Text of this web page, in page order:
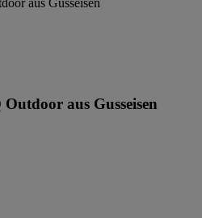
aus Gusseisen